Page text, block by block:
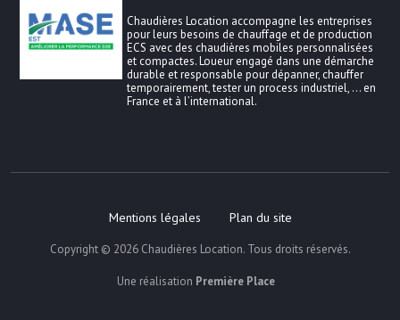
Chaudières Location accompagne les entreprises
pour leurs besoins de chauffage et de production
ECS avec des chaudières mobiles personnalisées
et compactes. Loueur engagé dans une démarche
durable et responsable pour dépanner, chauffer
temporairement, tester un process industriel, … en
France et à l’international.
Mentions légales Plan du site
Copyright © 2026 Chaudières Location. Tous droits réservés.
Une réalisation Première Place